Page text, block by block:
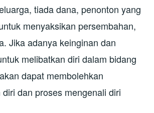
tiada dana, penonton yang
menyaksikan persembahan,
Jika adanya keinginan dan
melibatkan diri dalam bidang
dapat membolehkan
dan proses mengenali diri